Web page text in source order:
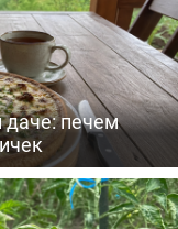
даче: печем